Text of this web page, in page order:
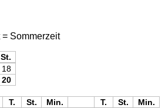
Sommerzeit
St.
18
20
T. St. Min. T. St.
Min.